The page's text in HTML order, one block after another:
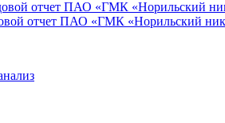
отчет ПАО «ГМК «Норильский
отчет ПАО «ГМК «Норильский